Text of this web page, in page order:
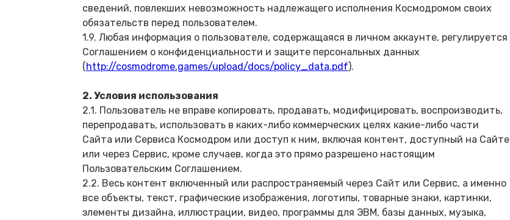
сведений, повлекших невозможность надлежащего исполнения Космодромом своих
обязательств перед пользователем.
1.9. Любая информация о пользователе, содержащаяся в личном аккаунте, регулируется
Соглашением о конфиденциальности и защите персональных данных
(http://cosmodrome.games/upload/docs/policy_data.pdf).
2. Условия использования
2.1. Пользователь не вправе копировать, продавать, модифицировать, воспроизводить,
перепродавать, использовать в каких-либо коммерческих целях какие-либо части
Сайта или Сервиса Космодром или доступ к ним, включая контент, доступный на Сайте
или через Сервис, кроме случаев, когда это прямо разрешено настоящим
Пользовательским Соглашением.
2.2. Весь контент включенный или распространяемый через Сайт или Сервис, а именно
все объекты, текст, графические изображения, логотипы, товарные знаки, картинки,
элементы дизайна, иллюстрации, видео, программы для ЭВМ, базы данных, музыка,